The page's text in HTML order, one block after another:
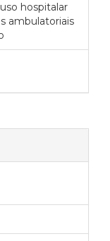
hospitalar
ambulatoriais